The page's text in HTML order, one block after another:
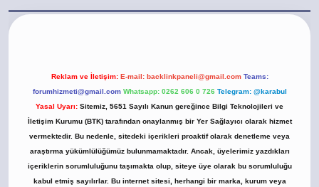
Reklam ve İletişim: E-mail: backlinkpaneli@gmail.com Teams:
forumhizmeti@gmail.com Whatsapp: 0262 606 0 726 Telegram: @karabul
Yasal Uyarı: Sitemiz, 5651 Sayılı Kanun gereğince Bilgi Teknolojileri ve
İletişim Kurumu (BTK) tarafından onaylanmış bir Yer Sağlayıcı olarak hizmet
vermektedir. Bu nedenle, sitedeki içerikleri proaktif olarak denetleme veya
araştırma yükümlülüğümüz bulunmamaktadır. Ancak, üyelerimiz yazdıkları
içeriklerin sorumluluğunu taşımakta olup, siteye üye olarak bu sorumluluğu
kabul etmiş sayılırlar. Bu internet sitesi, herhangi bir marka, kurum veya